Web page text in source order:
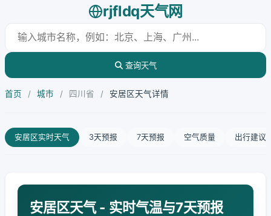
rjfldq天气网
查询天气
首页 / 城市 / 四川省 / 安居区天气详情
安居区实时天气 3天预报 7天预报 空气质量 出行建议
安居区天气 - 实时气温与7天预报